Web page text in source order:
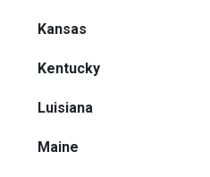
Kansas
Kentucky
Luisiana
Maine